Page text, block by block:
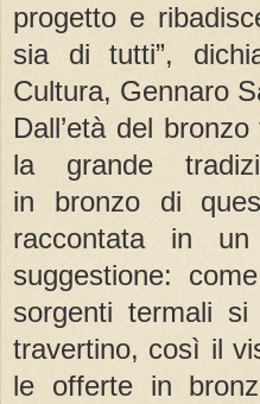
progetto e
sia di tutti”,
Cultura, Gennaro
Dall’età del
la grande
in bronzo di
raccontata in
suggestione:
sorgenti termali
travertino, così il
le offerte in